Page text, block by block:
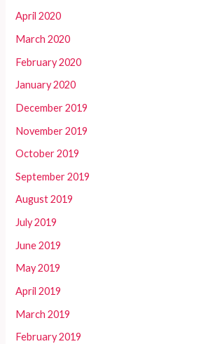
April 2020
March 2020
February 2020
January 2020
December 2019
November 2019
October 2019
September 2019
August 2019
July 2019
June 2019
May 2019
April 2019
March 2019
February 2019